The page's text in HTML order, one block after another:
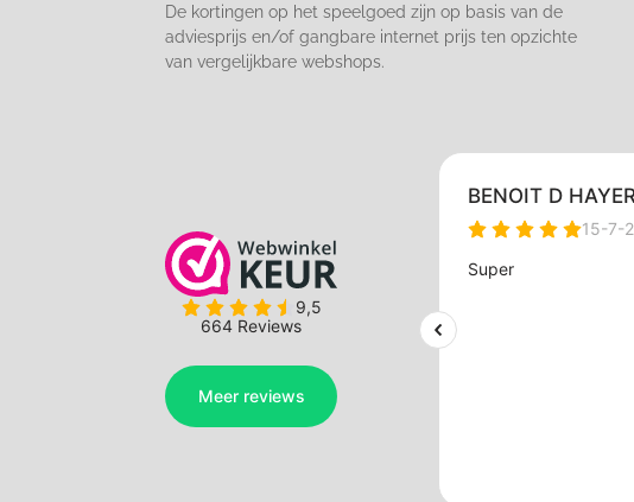
De kortingen op het speelgoed zijn op basis van de
adviesprijs en/of gangbare internet prijs ten opzichte
van vergelijkbare webshops.